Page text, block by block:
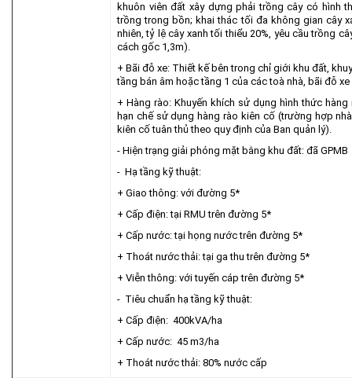
khuôn viên đất xây dựng phải trồng cây có hình
trồng trong bồn; khai thác tối đa không gian cây
nhiên, tỷ lệ cây xanh tối thiểu 20%, yêu cầu trồng
cách gốc 1,3m).
+ Bãi đỗ xe: Thiết kế bên trong chỉ giới khu đất,
tầng bán âm hoặc tầng 1 của các toà nhà, bãi đỗ xe
+ Hàng rào: Khuyến khích sử dụng hình thức
hạn chế sử dụng hàng rào kiên cố (trường hợp
kiên cố tuân thủ theo quy định của Ban quản lý).
- Hiện trạng giải phóng mặt bằng khu đất: đã GPMB
- Hạ tầng kỹ thuật:
+ Giao thông: với đường 5*
+ Cấp điện: tại RMU trên đường 5*
+ Cấp nước: tại họng nước trên đường 5*
+ Thoát nước thải: tại ga thu trên đường 5*
+ Viễn thông: với tuyến cáp trên đường 5*
- Tiêu chuẩn hạ tầng kỹ thuật:
+ Cấp điện: 400kVA/ha
+ Cấp nước: 45 m3/ha
+ Thoát nước thải: 80% nước cấp